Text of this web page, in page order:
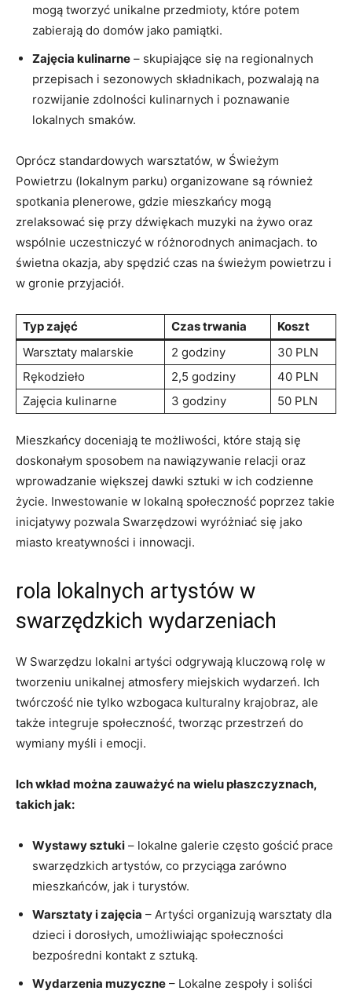
mogą tworzyć unikalne przedmioty, które potem
zabierają do domów jako pamiątki.
Zajęcia kulinarne – skupiające się na regionalnych
przepisach i sezonowych składnikach, pozwalają na
rozwijanie zdolności kulinarnych i poznawanie
lokalnych smaków.
Oprócz standardowych warsztatów, w Świeżym
Powietrzu (lokalnym parku) organizowane są również
spotkania plenerowe, gdzie mieszkańcy mogą
zrelaksować się przy dźwiękach muzyki na żywo oraz
wspólnie uczestniczyć w różnorodnych animacjach. to
świetna okazja, aby spędzić czas na świeżym powietrzu i
w gronie przyjaciół.
Typ zajęć Czas trwania
Koszt
Warsztaty malarskie
2 godziny
30 PLN
Rękodzieło
2,5 godziny
40 PLN
Zajęcia kulinarne
3 godziny 50 PLN
Mieszkańcy doceniają te możliwości, które stają się
doskonałym sposobem na nawiązywanie relacji oraz
wprowadzanie większej dawki sztuki w ich codzienne
życie. Inwestowanie w lokalną społeczność poprzez takie
inicjatywy pozwala Swarzędzowi wyróżniać się jako
miasto kreatywności i innowacji.
rola lokalnych artystów w
swarzędzkich wydarzeniach
W Swarzędzu lokalni artyści odgrywają kluczową rolę w
tworzeniu unikalnej atmosfery miejskich wydarzeń. Ich
twórczość nie tylko wzbogaca kulturalny krajobraz, ale
także integruje społeczność, tworząc przestrzeń do
wymiany myśli i emocji.
Ich wkład można zauważyć na wielu płaszczyznach,
takich jak:
Wystawy sztuki – lokalne galerie często gościć prace
swarzędzkich artystów, co przyciąga zarówno
mieszkańców, jak i turystów.
Warsztaty i zajęcia – Artyści organizują warsztaty dla
dzieci i dorosłych, umożliwiając społeczności
bezpośredni kontakt z sztuką.
Wydarzenia muzyczne – Lokalne zespoły i soliści